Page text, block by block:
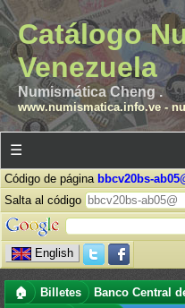
Catálogo
Venezuela
Numismática Cheng .
www.numismatica.info.ve-
☰
Código de página bbcv20bs-
Salta al código
English
🏠 Billetes Banco Central